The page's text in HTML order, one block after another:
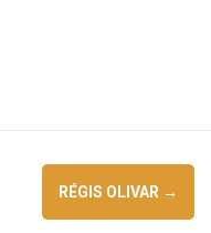
RÉGIS OLIVAR →